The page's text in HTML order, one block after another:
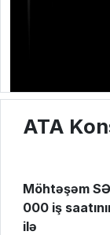
ATA
Möhtəşəm
000 iş
ilə